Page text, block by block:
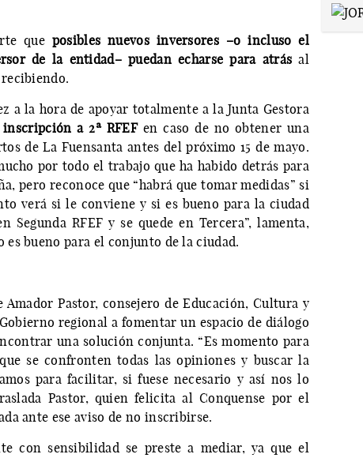
que posibles nuevos inversores –o incluso el
de la entidad– puedan echarse para atrás al
a la hora de apoyar totalmente a la Junta Gestora
a 2ª RFEFen caso de no obtener una
de La Fuensanta antes del próximo 15 de mayo.
por todo el trabajo que ha habido detrás para
pero reconoce que “habrá que tomar medidas” si
verá si le conviene y si es bueno para la ciudad
RFEF y se quede en Tercera”, lamenta,
es bueno para el conjunto de la ciudad.
Pastor, consejero de Educación, Cultura y
regional a fomentar un espacio de diálogo
una solución conjunta. “Es momento para
se confronten todas las opiniones y buscar la
para facilitar, si fuese necesario y así nos lo
Pastor, quien felicita al Conquense por el
ante ese aviso de no inscribirse.
con sensibilidad se preste a mediar, ya que el